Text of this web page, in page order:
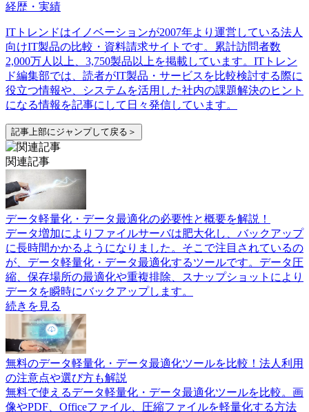
経歴・実績
ITトレンドはイノベーションが2007年より運営している法人
向けIT製品の比較・資料請求サイトです。累計訪問者数
2,000万人以上、3,750製品以上を掲載しています。ITトレン
ド編集部では、読者がIT製品・サービスを比較検討する際に
役立つ情報や、システムを活用した社内の課題解決のヒント
になる情報を記事にして日々発信しています。
記事上部にジャンプして戻る＞
関連記事
データ軽量化・データ最適化の必要性と概要を解説！
データ増加によりファイルサーバは肥大化し、バックアップ
に長時間かかるようになりました。そこで注目されているの
が、データ軽量化・データ最適化するツールです。データ圧
縮、保存場所の最適化や重複排除、スナップショットにより
データを瞬時にバックアップします。
続きを見る
無料のデータ軽量化・データ最適化ツールを比較！法人利用
の注意点や選び方も解説
無料で使えるデータ軽量化・データ最適化ツールを比較。画
像やPDF、Officeファイル、圧縮ファイルを軽量化する方法